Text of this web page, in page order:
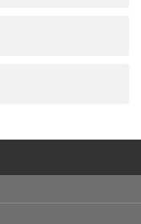
は一部を外部の業
取得情報の取り扱
の他の法令により認
しに、取得情報を